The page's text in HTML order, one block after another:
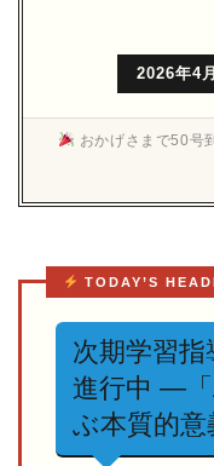
2026年4
おかげさまで50号
TODAY’S
次期学習指
進行中 —「
ぶ本質的